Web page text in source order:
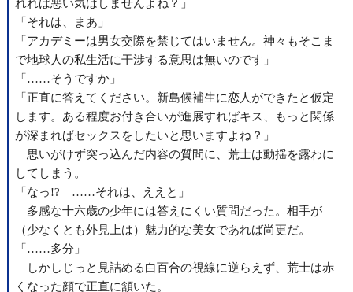
れれば悪い気はしませんよね？」
「それは、まあ」
「アカデミーは男女交際を禁じてはいません。神々もそこま
で地球人の私生活に干渉する意思は無いのです」
「……そうですか」
「正直に答えてください。新島候補生に恋人ができたと仮定
します。ある程度お付き合いが進展すればキス、もっと関係
が深まればセックスをしたいと思いますよね？」
思いがけず突っ込んだ内容の質問に、荒士は動揺を露わに
してしまう。
「なっ!? ……それは、ええと」
多感な十六歳の少年には答えにくい質問だった。相手が
（少なくとも外見上は）魅力的な美女であれば尚更だ。
「……多分」
しかしじっと見詰める白百合の視線に逆らえず、荒士は赤
くなった顔で正直に頷いた。